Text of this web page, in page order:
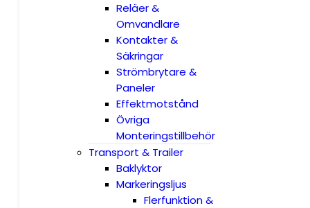
Reläer &
Omvandlare
Kontakter &
Säkringar
Strömbrytare &
Paneler
Effektmotstånd
Övriga
Monteringstillbehör
Transport & Trailer
Baklyktor
Markeringsljus
Flerfunktion &